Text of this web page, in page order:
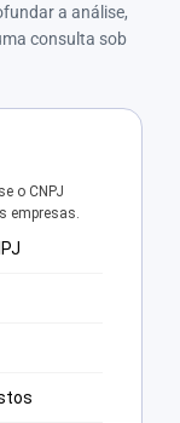
a análise,
consulta sob
o CNPJ
empresas.